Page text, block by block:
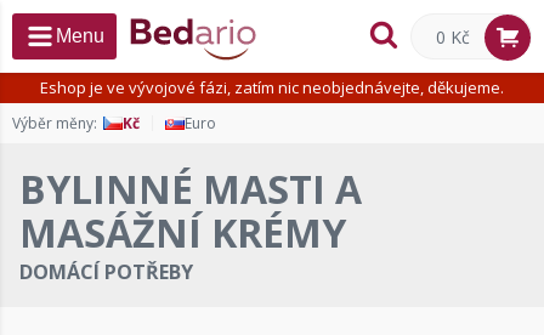
Eshop je ve vývojové fázi, zatím nic neobjednávejte, děkujeme.
Výběr měny: Kč Euro
Menu 0 Kč
BYLINNÉ MASTI A
MASÁŽNÍ KRÉMY
DOMÁCÍ POTŘEBY